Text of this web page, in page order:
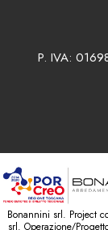
P. IVA:
Bonannini srl. Project
srl. Operazione/